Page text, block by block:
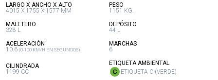
LARGO X ANCHO X ALTO
4015 X 1755 X 1577 MM
PESO
1151 KG.
MALETERO
328 L
DEPÓSITO
44 L
ACELERACIÓN
10.6 (0-100 KM/H EN SEGUNDOS)
MARCHAS:
6
CILINDRADA:
1199 CC
ETIQUETA AMBIENTAL
ETIQUETA C (VERDE)